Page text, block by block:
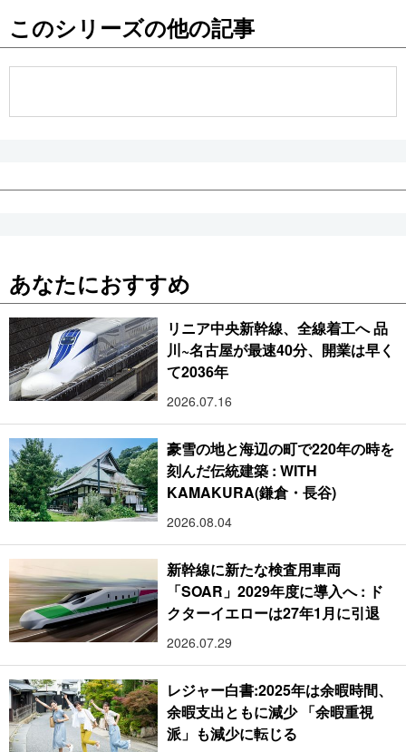
このシリーズの他の記事
あなたにおすすめ
リニア中央新幹線、全線着工へ 品
川~名古屋が最速40分、開業は早く
て2036年
2026.07.16
豪雪の地と海辺の町で220年の時を
刻んだ伝統建築 : WITH
KAMAKURA(鎌倉・長谷)
2026.08.04
新幹線に新たな検査用車両
「SOAR」2029年度に導入へ : ド
クターイエローは27年1月に引退
2026.07.29
レジャー白書:2025年は余暇時間、
余暇支出ともに減少 「余暇重視
派」も減少に転じる